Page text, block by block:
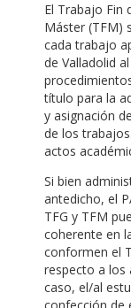
El Trabajo Fin
Máster (TFM)
cada trabajo
de Valladolid
título para la
y asignación
de los
actos
Si bien
antedicho, el
TFG y TFM
coherente en
conformen el
respecto a los
caso, el/al